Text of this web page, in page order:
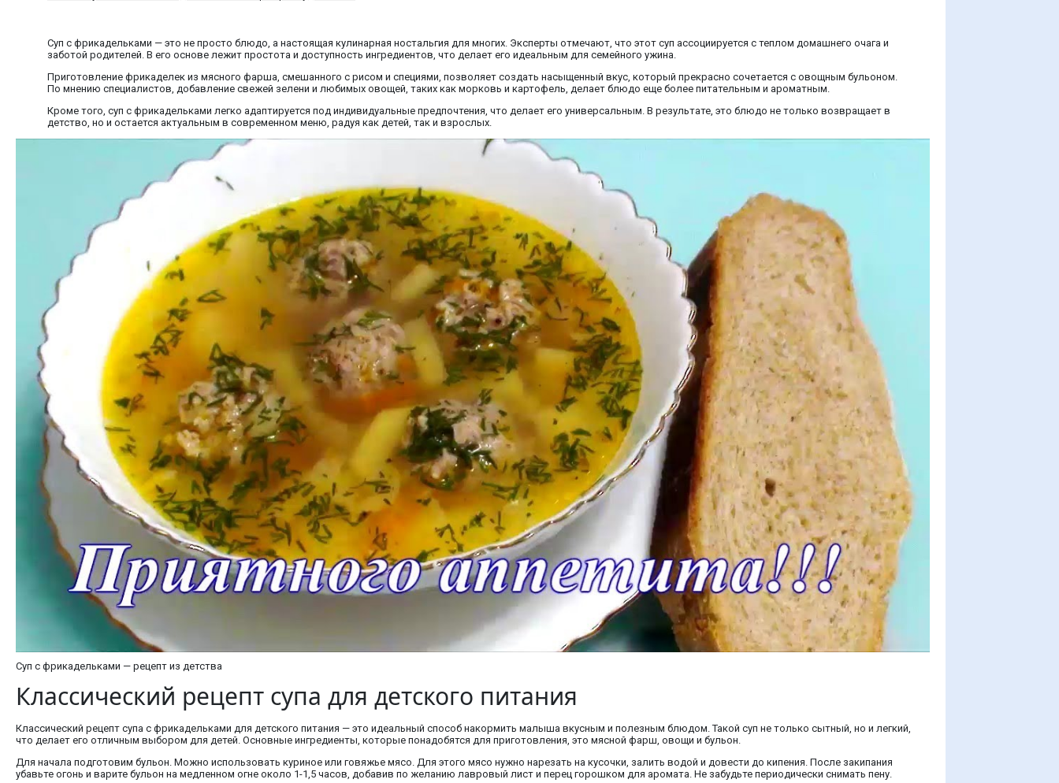
Суп с фрикадельками — это не просто блюдо, а настоящая кулинарная ностальгия для многих. Эксперты отмечают, что этот суп ассоциируется с теплом домашнего очага и
заботой родителей. В его основе лежит простота и доступность ингредиентов, что делает его идеальным для семейного ужина.
Приготовление фрикаделек из мясного фарша, смешанного с рисом и специями, позволяет создать насыщенный вкус, который прекрасно сочетается с овощным бульоном.
По мнению специалистов, добавление свежей зелени и любимых овощей, таких как морковь и картофель, делает блюдо еще более питательным и ароматным.
Кроме того, суп с фрикадельками легко адаптируется под индивидуальные предпочтения, что делает его универсальным. В результате, это блюдо не только возвращает в
детство, но и остается актуальным в современном меню, радуя как детей, так и взрослых.
Суп с фрикадельками — рецепт из детства
Классический рецепт супа для детского питания
Классический рецепт супа с фрикадельками для детского питания — это идеальный способ накормить малыша вкусным и полезным блюдом. Такой суп не только сытный, но и легкий,
что делает его отличным выбором для детей. Основные ингредиенты, которые понадобятся для приготовления, это мясной фарш, овощи и бульон.
Для начала подготовим бульон. Можно использовать куриное или говяжье мясо. Для этого мясо нужно нарезать на кусочки, залить водой и довести до кипения. После закипания
убавьте огонь и варите бульон на медленном огне около 1-1,5 часов, добавив по желанию лавровый лист и перец горошком для аромата. Не забудьте периодически снимать пену.